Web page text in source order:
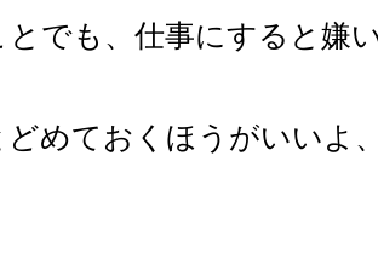
とでも、仕事にすると嫌
どめておくほうがいいよ